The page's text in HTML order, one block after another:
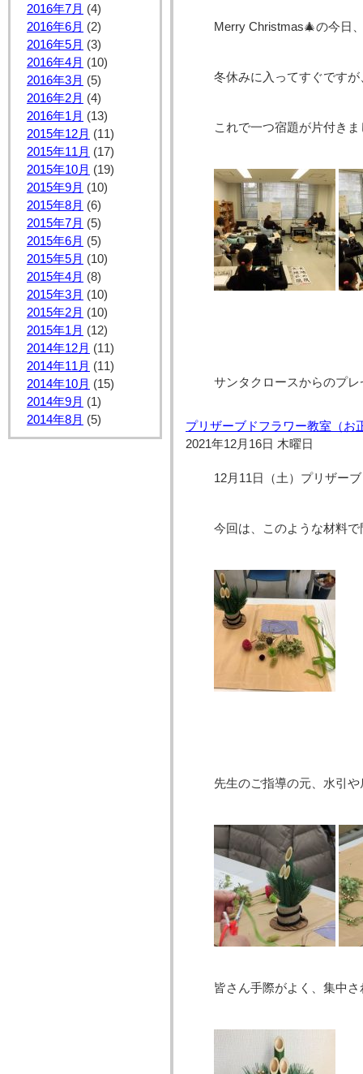
2016年7月 (4)
2016年6月 (2)
2016年5月 (3)
2016年4月 (10)
2016年3月 (5)
2016年2月 (4)
2016年1月 (13)
2015年12月 (11)
2015年11月 (17)
2015年10月 (19)
2015年9月 (10)
2015年8月 (6)
2015年7月 (5)
2015年6月 (5)
2015年5月 (10)
2015年4月 (8)
2015年3月 (10)
2015年2月 (10)
2015年1月 (12)
2014年12月 (11)
2014年11月 (11)
2014年10月 (15)
2014年9月 (1)
2014年8月 (5)
Merry Christmas🎄の今日
冬休みに入ってすぐです
これで一つ宿題が片付き
サンタクロースからのプ
プリザーブドフラワー教室（お
2021年12月16日 木曜日
12月11日（土）プリザー
今回は、このような材料
先生のご指導の元、水引
皆さん手際がよく、集中